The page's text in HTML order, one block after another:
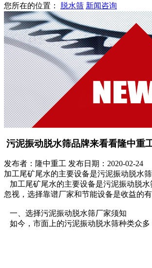
您所在的位置：
脱水筛 新闻咨询
污泥振动脱水筛品牌来看看隆中重
发布者：隆中重工 发布日期：2020-02-24
加工尾矿尾水的主要设备是污泥振动脱水
加工尾矿尾水的主要设备是污泥振动脱
忽视，选择靠谱厂家和节能设备是收益的
一、选择污泥振动脱水筛厂家须知
如今，市面上的污泥振动脱水筛种类众